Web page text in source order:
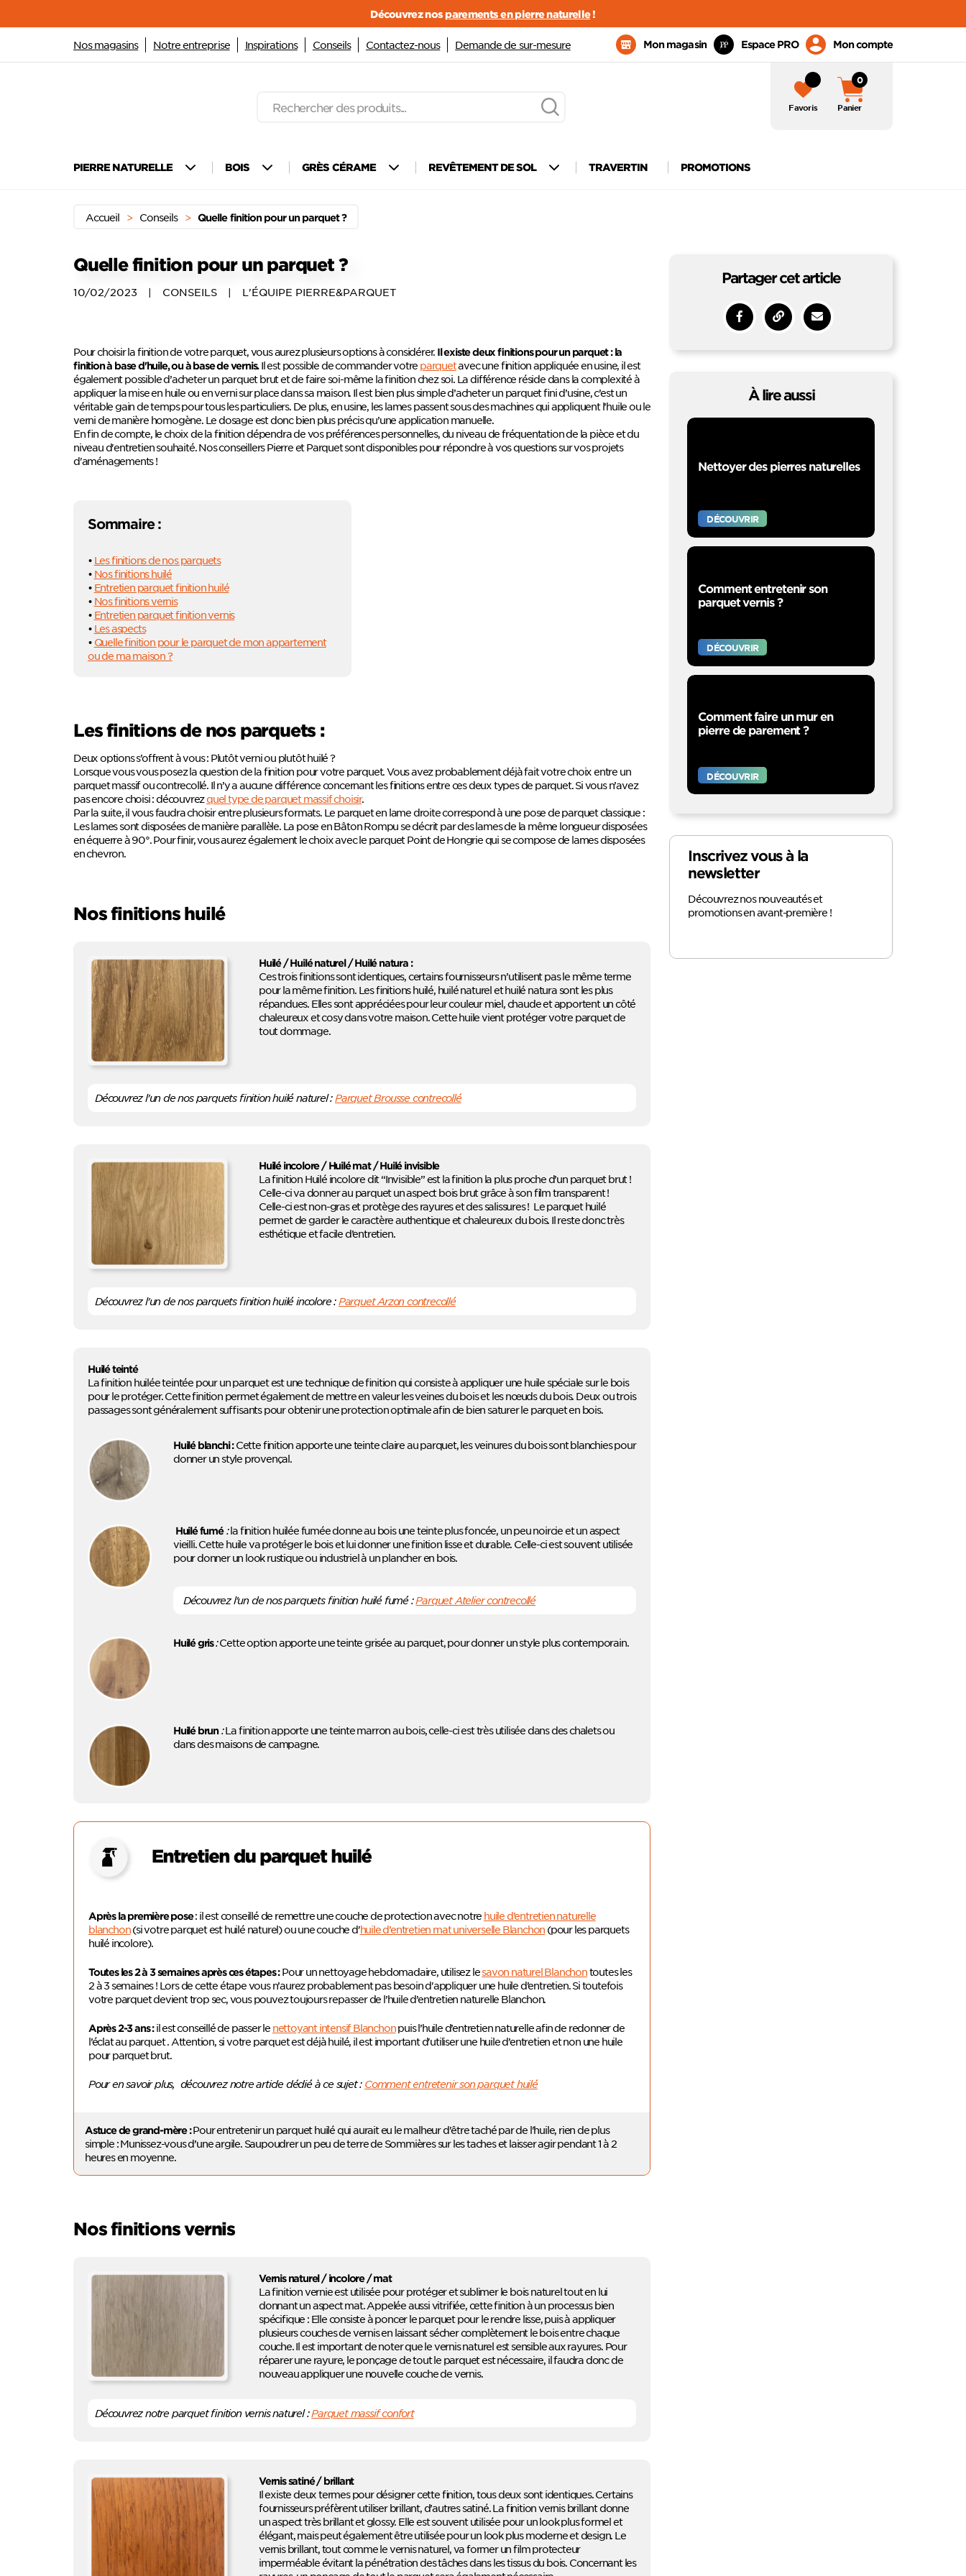
Découvrez nosparements en pierre naturelle!
Nos magasins Notre entreprise Inspirations Conseils Contactez-nous Demande de sur-mesure Mon magasin Espace PRO Mon compte
Favoris Panier
0
au
PIERRE NATURELLE BOIS GRÈS CÉRAME REVÊTEMENT DE SOL TRAVERTIN PROMOTIONS
Accueil > Conseils > Quelle finition pour un parquet ?
Quelle finition pour un parquet ?
10/02/2023 | CONSEILS | L'ÉQUIPE PIERRE&PARQUET
Pour choisir la finition de votre parquet, vous aurez plusieurs options à considérer. Il existe deux finitions pour un parquet : la
finition à base d'huile, ou à base de vernis.Il est possible de commander votre parquetavec une finition appliquée en usine, il est
également possible d’acheter un parquet brut et de faire soi-même la finition chez soi. La différence réside dans la complexité à
appliquer la mise en huile ou en verni sur place dans sa maison. Il est bien plus simple d’acheter un parquet fini d’usine, c’est un
véritable gain de temps pour tous les particuliers. De plus, en usine, les lames passent sous des machines qui appliquent l’huile ou le
verni de manière homogène. Le dosage est donc bien plus précis qu’une application manuelle.
En fin de compte, le choix de la finition dépendra de vos préférences personnelles, du niveau de fréquentation de la pièce et du
niveau d'entretien souhaité. Nos conseillers Pierre et Parquet sont disponibles pour répondre à vos questions sur vos projets
d'aménagements !
Sommaire :
• Les finitions de nos parquets
• Nos finitions huilé
• Entretien parquet finition huilé
• Nos finitions vernis
• Entretien parquet finition vernis
• Les aspects
• Quelle finition pour le parquet de mon appartement
ou de ma maison ?
Les finitions de nos parquets :
Deux options s’offrent à vous : Plutôt verni ou plutôt huilé ?
Lorsque vous vous posez la question de la finition pour votre parquet. Vous avez probablement déjà fait votre choix entre un
parquet massif ou contrecollé. Il n’y a aucune différence concernant les finitions entre ces deux types de parquet. Si vous n’avez
pas encore choisi :découvrezquel type de parquet massif choisir.
Par la suite, il vous faudra choisir entre plusieurs formats. Le parquet en lame droite correspond à une pose de parquet classique :
Les lames sont disposées de manière parallèle. La pose en Bâton Rompu se décrit par des lames de la même longueur disposées
en équerre à 90°. Pour finir, vous aurez également le choix avec le parquet Point de Hongrie qui se compose de lames disposées
en chevron.
Nos finitions huilé
Huilé / Huilé naturel / Huilé natura :
Ces trois finitions sont identiques, certains fournisseurs n’utilisent pas le même terme
pour la même finition. Les finitions huilé, huilé naturel et huilé natura sont les plus
répandues. Elles sont appréciées pour leur couleur miel, chaude et apportent un côté
chaleureux et cosy dans votre maison. Cette huile vient protéger votre parquet de
tout dommage.
Découvrez l'un de nos parquets finition huilé naturel :Parquet Brousse contrecollé
Huilé incolore / Huilé mat / Huilé invisible
La finition Huilé incolore dit “Invisible” est la finition la plus proche d’un parquet brut !
Celle-ci va donner au parquet un aspect bois brut grâce à son film transparent !
Celle-ci est non-gras et protège des rayures et des salissures ! Le parquet huilé
permet de garder le caractère authentique et chaleureux du bois. Il reste donc très
esthétique et facile d’entretien.
Découvrez l'un de nos parquets finition huilé incolore :Parquet Arzon contrecollé
Huilé teinté
L a finition huilée teintée pour un parquet est une technique de finition qui consiste à appliquer une huile spéciale sur le bois
pour le protéger. Cette finition permet également de mettre en valeur les veines du bois et les nœuds du bois. Deux ou trois
passages sont généralement suffisants pour obtenir une protection optimale afin de bien saturer le parquet en bois.
Huilé blanchi :Cette finition apporte une teinte claire au parquet, les veinures du bois sont blanchies pour
donner un style provençal.
Huilé fumé:la finition huilée fumée donne au bois une teinte plus foncée, un peu noircie et un aspect
vieilli. Cette huile va protéger le bois et lui donner une finition lisse et durable. Celle-ci est souvent utilisée
pour donner un look rustique ou industriel à un plancher en bois.
Découvrez l'un de nos parquets finition huilé fumé :Parquet Atelier contrecollé
Huilé gris:Cette option apporte une teinte grisée au parquet, pour donner un style plus contemporain.
Huilé brun:La finition apporte une teinte marron au bois, celle-ci est très utilisée dans des chalets ou
dans des maisons de campagne.
Après la première pose: il est conseillé de remettre une couche de protection avec notre huile d’entretien naturelle
blanchon(si votre parquet est huilé naturel) ou une couche d'huile d’entretien mat universelle Blanchon (pour les parquets
huilé incolore).
Toutes les 2 à 3 semaines après ces étapes :Pour un nettoyage hebdomadaire, utilisez lesavon naturel Blanchontoutes les
2 à 3 semaines ! Lors de cette étape vous n’aurez probablement pas besoin d'appliquer une huile d’entretien. Si toutefois
votre parquet devient trop sec, vous pouvez toujours repasser de l’huile d’entretien naturelle Blanchon.
Après 2-3 ans :il est conseillé de passer le nettoyant intensif Blanchonpuis l’huile d’entretien naturelle afin de redonner de
l’éclat au parquet . Attention, si votre parquet est déjà huilé, il est important d'utiliser une huile d’entretien et non une huile
pour parquet brut.
Pour en savoir plus, découvrez notre article dédié à ce sujet : Comment entretenir son parquet huilé
Astuce de grand-mère :Pour entretenir un parquet huilé qui aurait eu le malheur d'être taché par de l'huile, rien de plus
simple : Munissez-vous d’une argile. Saupoudrer un peu de terre de Sommières sur les taches et laisser agir pendant 1 à 2
heures en moyenne.
Nos finitions vernis
Vernis naturel / incolore / mat
La finition vernie est utilisée pour protéger et sublimer le bois naturel tout en lui
donnant un aspect mat. Appelée aussi vitrifiée, cette finition à un processus bien
spécifique : Elle consiste à poncer le parquet pour le rendre lisse, puis à appliquer
plusieurs couches de vernis en laissant sécher complètement le bois entre chaque
couche. Il est important de noter que le vernis naturel est sensible aux rayures. Pour
réparer une rayure, le ponçage de tout le parquet est nécessaire, il faudra donc de
nouveau appliquer une nouvelle couche de vernis.
Découvrez notre parquet finition vernis naturel :Parquet massif confort
Vernis satiné / brillant
Il existe deux termes pour désigner cette finition, tous deux sont identiques. Certains
fournisseurs préfèrent utiliser brillant, d’autres satiné. La finition vernis brillant donne
un aspect très brillant et glossy. Elle est souvent utilisée pour un look plus formel et
élégant, mais peut également être utilisée pour un look plus moderne et design. Le
vernis brillant, tout comme le vernis naturel, va former un film protecteur
imperméable évitant la pénétration des tâches dans les tissus du bois. Concernant les
Partager cet article
À lire aussi
Nettoyer des pierres naturelles
DÉCOUVRIR
Comment entretenir son
parquet vernis ?
DÉCOUVRIR
Comment faire un mur en
pierre de parement ?
DÉCOUVRIR
Inscrivez vous à la
newsletter
Découvrez nos nouveautés et
promotions en avant-première !